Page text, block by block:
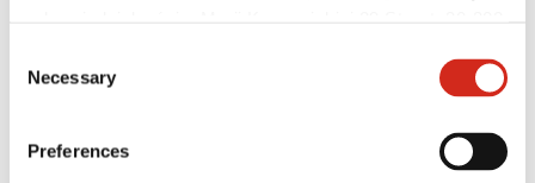
121387608.
Selection
Necessary
Preferences